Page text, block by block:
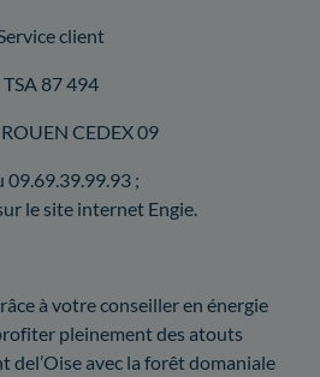
client
TSA 87 494
CEDEX 09
09.69.39.99.93 ;
le site internet Engie.
à votre conseiller en énergie
pleinement des atouts
del’Oise avec la forêt domaniale